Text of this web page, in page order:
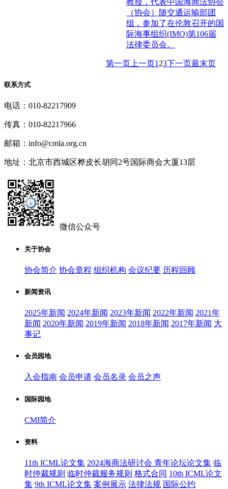
教授，代表中国海商法协会
（协会）随交通运输部团
组，参加了在伦敦召开的国
际海事组织(IMO)第106届
法律委员会。
第一页 上一页1 23下一页最末页
联系方式
电话：010-82217909
传真：010-82217966
邮箱：info@cmla.org.cn
地址：北京市西城区桦皮长胡同2号国际商会大厦13层
微信公众号
关于协会
协会简介 协会章程 组织机构 会议纪要 历程回顾
新闻资讯
2025年新闻 2024年新闻 2023年新闻 2022年新闻 2021年
新闻 2020年新闻 2019年新闻 2018年新闻 2017年新闻 大
事记
会员园地
入会指南 会员申请 会员名录 会员之声
国际园地
CMI简介
资料
11th ICML论文集 2024海商法研讨会 青年论坛论文集 临
时仲裁规则 临时仲裁服务规则 格式合同 10th ICML论文
集 9th ICML论文集 案例展示 法律法规 国际公约